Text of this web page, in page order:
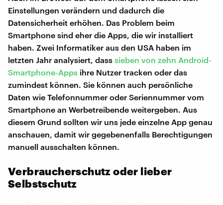
Einstellungen verändern und dadurch die
Datensicherheit erhöhen. Das Problem beim
Smartphone sind eher die Apps, die wir installiert
haben. Zwei Informatiker aus den USA haben im
letzten Jahr analysiert, dass sieben von zehn Android-
Smartphone-Apps ihre Nutzer tracken oder das
zumindest können. Sie können auch persönliche
Daten wie Telefonnummer oder Seriennummer vom
Smartphone an Werbetreibende weitergeben. Aus
diesem Grund sollten wir uns jede einzelne App genau
anschauen, damit wir gegebenenfalls Berechtigungen
manuell ausschalten können.
Verbraucherschutz oder lieber
Selbstschutz